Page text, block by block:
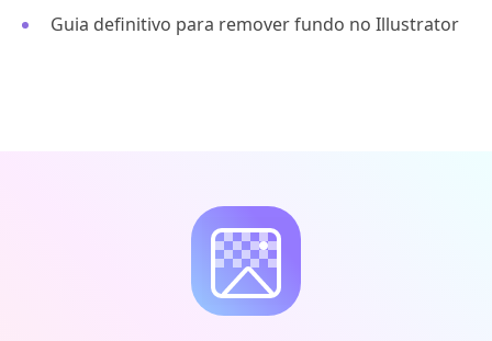
Guia definitivo para remover fundo no Illustrator